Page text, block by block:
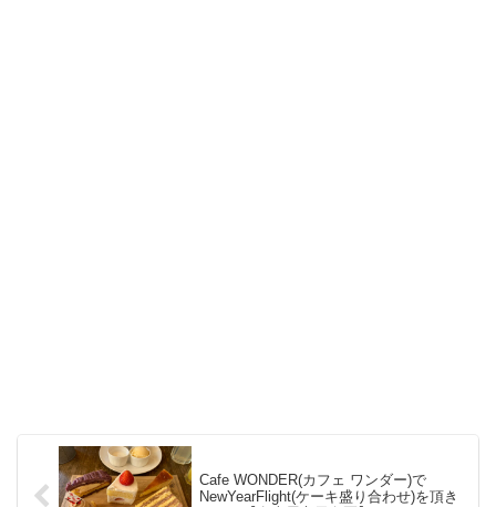
Cafe WONDER(カフェ ワンダー)で
NewYearFlight(ケーキ盛り合わせ)を頂き